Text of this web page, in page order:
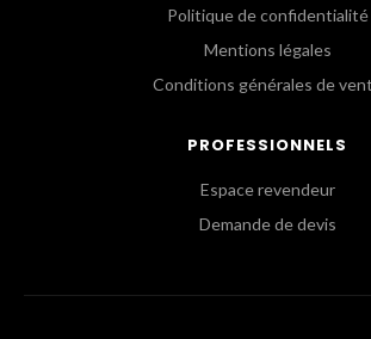
Politique de confidentialité
Mentions légales
Conditions générales de
PROFESSIONNELS
Espace revendeur
Demande de devis